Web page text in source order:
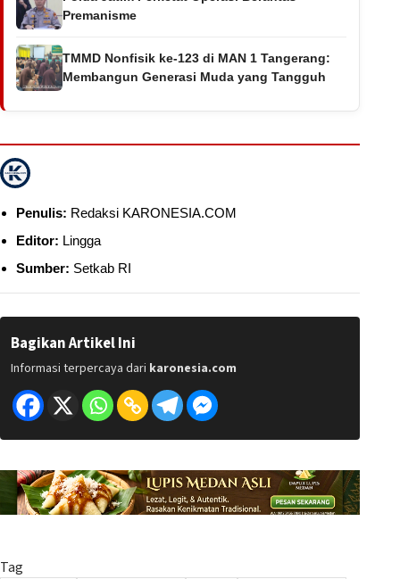
Premanisme
TMMD Nonfisik ke-123 di MAN 1 Tangerang:
Membangun Generasi Muda yang Tangguh
Penulis: Redaksi KARONESIA.COM
Editor: Lingga
Sumber: Setkab RI
Bagikan Artikel Ini
Informasi terpercaya dari karonesia.com
Tag